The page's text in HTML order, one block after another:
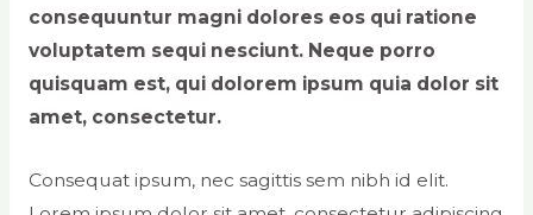
consequuntur magni dolores eos qui ratione
voluptatem sequi nesciunt. Neque porro
quisquam est, qui dolorem ipsum quia dolor sit
amet, consectetur.
Consequat ipsum, nec sagittis sem nibh id elit.